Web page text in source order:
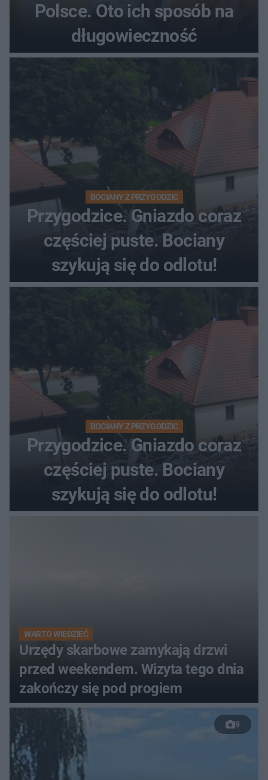
Polsce. Oto ich sposób na
długowieczność
BOCIANY Z PRZYGODZIC
Przygodzice. Gniazdo coraz
częściej puste. Bociany
szykują się do odlotu!
BOCIANY Z PRZYGODZIC
Przygodzice. Gniazdo coraz
częściej puste. Bociany
szykują się do odlotu!
WARTO WIEDZIEĆ
Urzędy skarbowe zamykają drzwi
przed weekendem. Wizyta tego dnia
zakończy się pod progiem
9